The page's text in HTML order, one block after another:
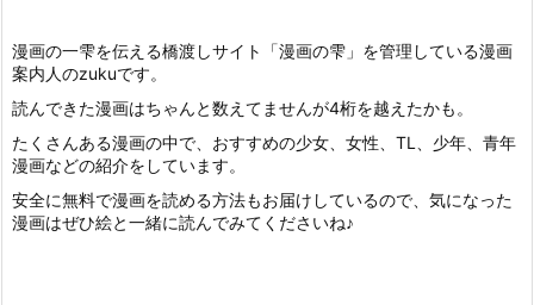
漫画の一雫を伝える橋渡しサイト「漫画の雫」を管理している漫画
案内人のzukuです。
読んできた漫画はちゃんと数えてませんが4桁を越えたかも。
たくさんある漫画の中で、おすすめの少女、女性、TL、少年、青年
漫画などの紹介をしています。
安全に無料で漫画を読める方法もお届けしているので、気になった
漫画はぜひ絵と一緒に読んでみてくださいね♪